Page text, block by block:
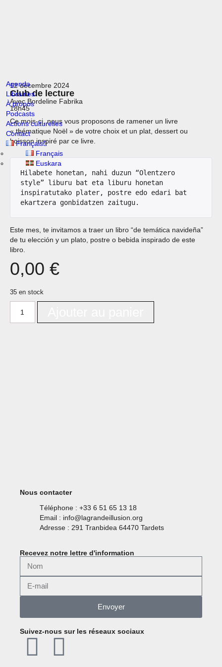
Agenda
Librairies
À propos
Podcasts
Actions culturelles
Contact
Français
Français
Euskara
12 décembre 2024
Club de lecture
Avec Bordeline Fabrika
18h45
Ce mois-ci, nous vous proposons de ramener un livre
« thématique Noël » de votre choix et un plat, dessert ou
boisson inspiré par ce livre.
Hilabete honetan, nahi duzun “Olentzero
style” liburu bat eta liburu honetan
inspiratutako plater, postre edo edari bat
ekartzera gonbidatzen zaitugu.
Este mes, te invitamos a traer un libro “de temática navideña”
de tu elección y un plato, postre o bebida inspirado de este
libro.
0,00 €
35 en stock
Nous contacter
Téléphone : +33 6 51 65 13 18
Email : info@lagrandeillusion.org
Adresse : 291 Tranbidea 64470 Tardets
Recevez notre lettre d'information
Envoyer
Suivez-nous sur les réseaux sociaux